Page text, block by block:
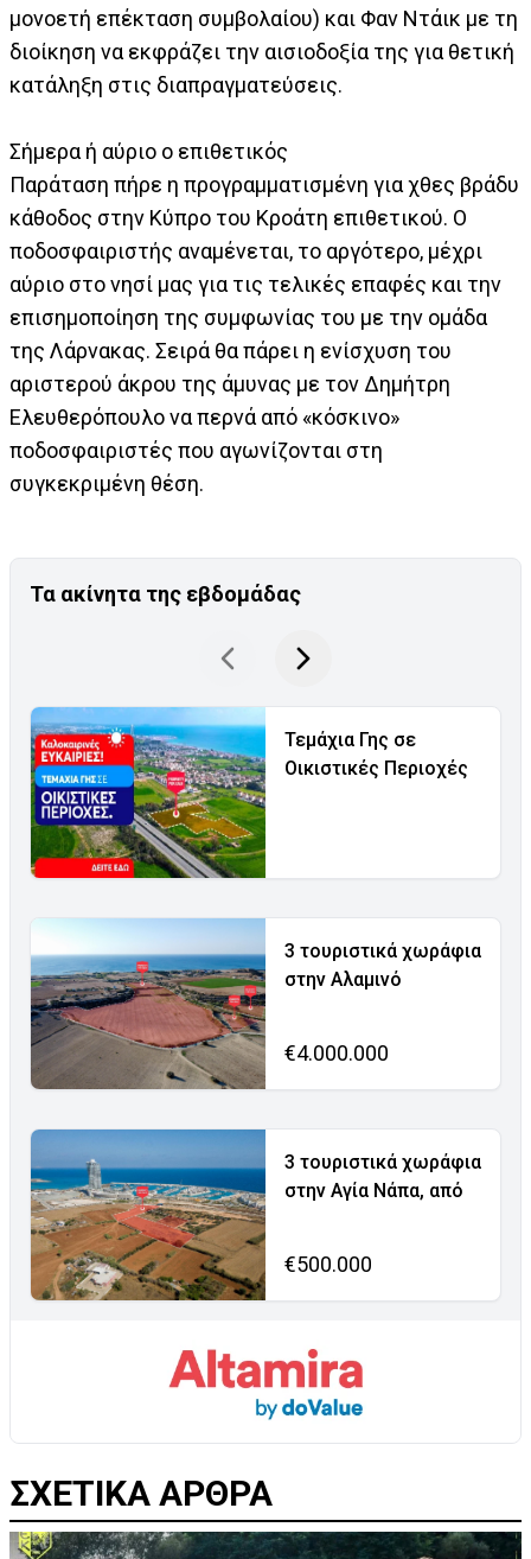
μονοετή επέκταση συμβολαίου) και Φαν Ντάικ με τη
διοίκηση να εκφράζει την αισιοδοξία της για θετική
κατάληξη στις διαπραγματεύσεις.
Σήμερα ή αύριο ο επιθετικός
Παράταση πήρε η προγραμματισμένη για χθες βράδυ
κάθοδος στην Κύπρο του Κροάτη επιθετικού. Ο
ποδοσφαιριστής αναμένεται, το αργότερο, μέχρι
αύριο στο νησί μας για τις τελικές επαφές και την
επισημοποίηση της συμφωνίας του με την ομάδα
της Λάρνακας. Σειρά θα πάρει η ενίσχυση του
αριστερού άκρου της άμυνας με τον Δημήτρη
Ελευθερόπουλο να περνά από «κόσκινο»
ποδοσφαιριστές που αγωνίζονται στη
συγκεκριμένη θέση.
Τα ακίνητα της εβδομάδας
Τεμάχια Γης σε
Οικιστικές Περιοχές
3 τουριστικά χωράφια
στην Αλαμινό
€4.000.000
3 τουριστικά χωράφια
στην Αγία Νάπα, από
€500.000
ΣΧΕΤΙΚΑ ΑΡΘΡΑ